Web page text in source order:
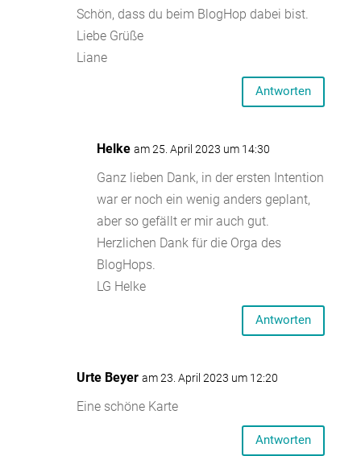
Schön, dass du beim BlogHop dabei bist.
Liebe Grüße
Liane
Antworten
Helke am 25. April 2023 um 14:30
Ganz lieben Dank, in der ersten Intention
war er noch ein wenig anders geplant,
aber so gefällt er mir auch gut.
Herzlichen Dank für die Orga des
BlogHops.
LG Helke
Antworten
Urte Beyer am 23. April 2023 um 12:20
Eine schöne Karte
Antworten